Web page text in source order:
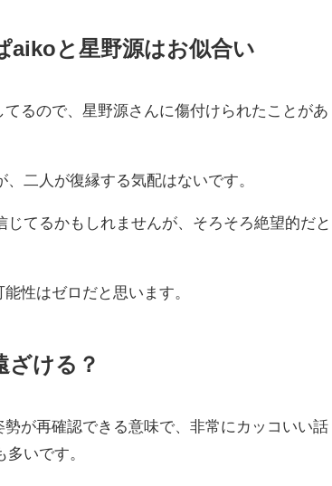
aikoと星野源はお似合い
るので、星野源さんに傷付けられたことがあ
二人が復縁する気配はないです。
てるかもしれませんが、そろそろ絶望的だと
性はゼロだと思います。
ざける？
が再確認できる意味で、非常にカッコいい話
いです。